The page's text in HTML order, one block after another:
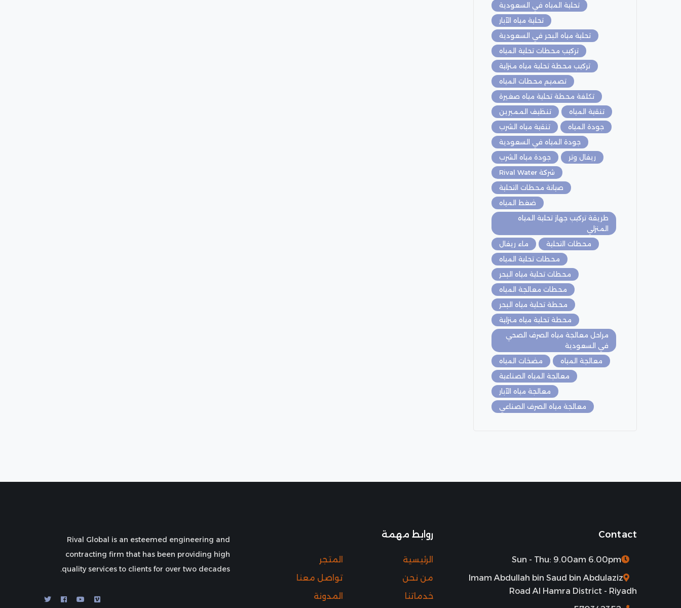
تحلية المياه في السعودية
تحلية مياه الآبار
تحلية مياه البحر في السعودية
تركيب محطات تحلية المياه
تركيب محطة تحلية مياه منزلية
تصميم محطات المياه
تكلفة محطة تحلية مياه صغيرة
تنظيف الممبرين
تنقية المياه
تنقية مياه الشرب
جودة المياه
جودة المياه في السعودية
جودة مياه الشرب
ريفال وتر
شركة Rival Water
صيانة محطات التحلية
ضغط المياه
طريقة تركيب جهاز تحلية المياه
المنزلي
ماء ريفال
محطات التحلية
محطات تحلية المياه
محطات تحلية مياه البحر
محطات معالجة المياه
محطة تحلية مياه البحر
محطة تحلية مياه منزلية
مراحل معالجة مياه الصرف الصحي
في السعودية
مضخات المياه
معالجة المياه
معالجة المياه الصناعية
معالجة مياه الآبار
معالجة مياه الصرف الصناعي
Rival Global is an esteemed engineering and
contracting firm that has been providing high
quality services to clients for over two decades.
روابط مهمة
المتجر
الرئيسية
تواصل معنا
من نحن
المدونة
خدماتنا
Contact
Sun - Thu: 9.00am 6.00pm
Imam Abdullah bin Saud bin Abdulaziz
Road Al Hamra District - Riyadh